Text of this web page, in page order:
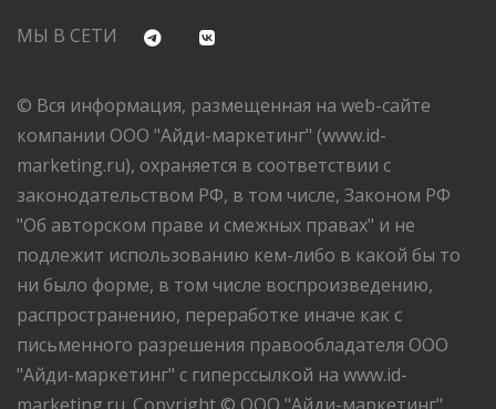
МЫ В СЕТИ
© Вся информация, размещенная на web-сайте
компании ООО "Айди-маркетинг" (www.id-
marketing.ru), охраняется в соответствии с
законодательством РФ, в том числе, Законом РФ
"Об авторском праве и смежных правах" и не
подлежит использованию кем-либо в какой бы то
ни было форме, в том числе воспроизведению,
распространению, переработке иначе как с
письменного разрешения правообладателя ООО
"Айди-маркетинг" с гиперссылкой на www.id-